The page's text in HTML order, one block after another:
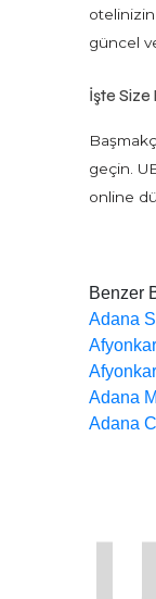
güncel
İşte Size
geçin.
online
Benzer
Adana
Adana
Adana